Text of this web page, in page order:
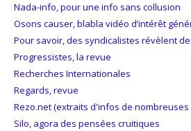
Nada-info, pour une info sans collusion
Osons causer, blabla vidéo d’intérêt
Pour savoir, des syndicalistes révèlent
Progressistes, la revue
Recherches Internationales
Regards, revue
Rezo.net (extraits d'infos de nombreuses
Silo, agora des pensées cruitiques